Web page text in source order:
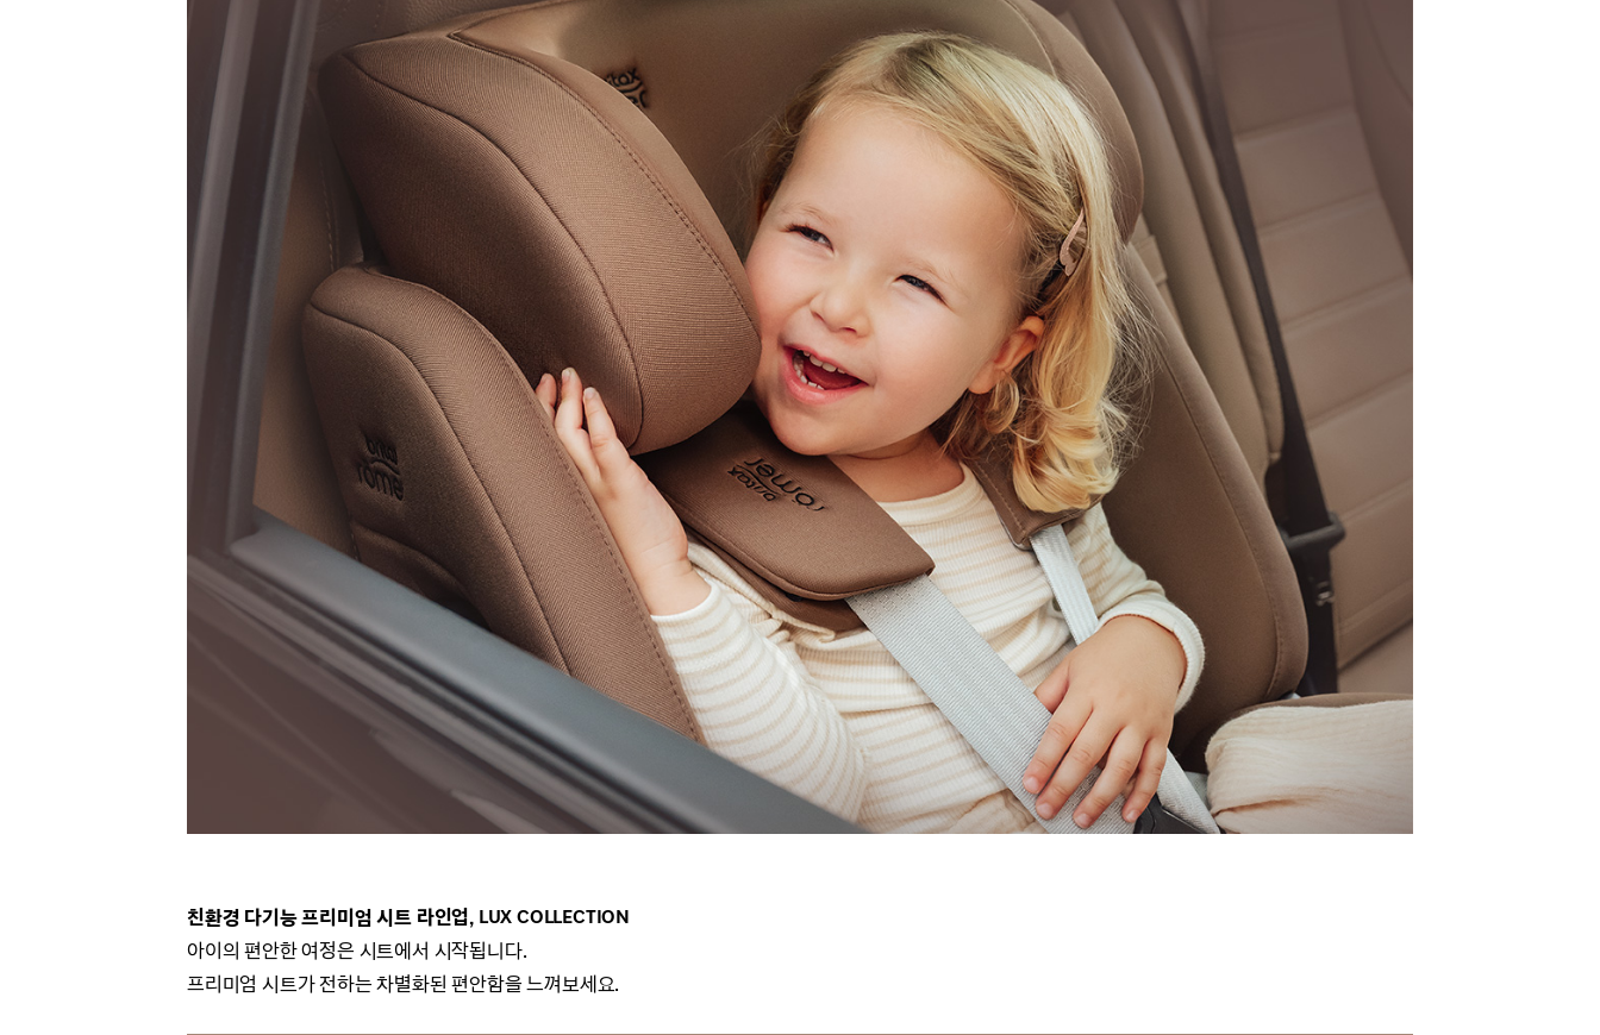
친환경 다기능 프리미엄 시트 라인업, LUX COLLECTION
아이의 편안한 여정은 시트에서 시작됩니다.
프리미엄 시트가 전하는 차별화된 편안함을 느껴보세요.